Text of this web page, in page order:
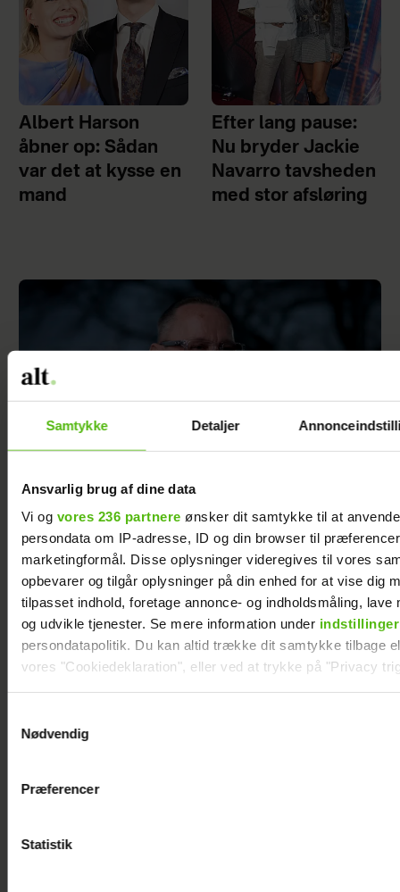
Samtykke Detaljer
Ansvarlig brug af dine data
Vi og vores 236 partnere ønsker dit samtykke til at
persondata om IP-adresse, ID og din browser til
marketingformål. Disse oplysninger videregives til vores
opbevarer og tilgår oplysninger på din enhed for at vise dig
tilpasset indhold, foretage annonce- og indholdsmåling, lave
og udvikle tjenester. Se mere information under indstillinger
persondatapolitik. Du kan altid trække dit samtykke tilbage
vores "Cookiedeklaration", eller ved at trykke på "Privacy
Vi anvender egne cookies og cookies fra tredjeparter til at
generere statistik og huske dine præferencer samt til brug
Nødvendig
Præferencer
Statistik
Albert Harson
åbner op: Sådan
var det at kysse en
mand
Efter lang pause:
Nu bryder Jackie
Navarro tavsheden
med stor afsløring
Jesper Skibby deler stor familieglæde: Skal
være morfar
Szhirley fortæller om skelsættende